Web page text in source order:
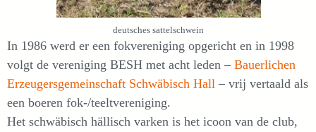
deutsches sattelschwein
In 1986 werd er een fokvereniging opgericht en in 1998
volgt de vereniging BESH met acht leden – Bauerlichen
Erzeugersgemeinschaft Schwäbisch Hall – vrij vertaald als
een boeren fok-/teeltvereniging.
Het schwäbisch hällisch varken is het icoon van de club,